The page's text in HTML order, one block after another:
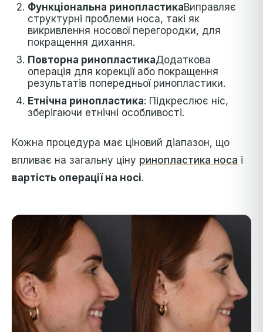
Функціональна ринопластикаВиправляє
структурні проблеми носа, такі як
викривлення носової перегородки, для
покращення дихання.
Повторна ринопластикаДодаткова
операція для корекції або покращення
результатів попередньої ринопластики.
Етнічна ринопластика: Підкреслює ніс,
зберігаючи етнічні особливості.
Кожна процедура має ціновий діапазон, що
впливає на загальну ціну ринопластика носа і
вартість операції на носі.